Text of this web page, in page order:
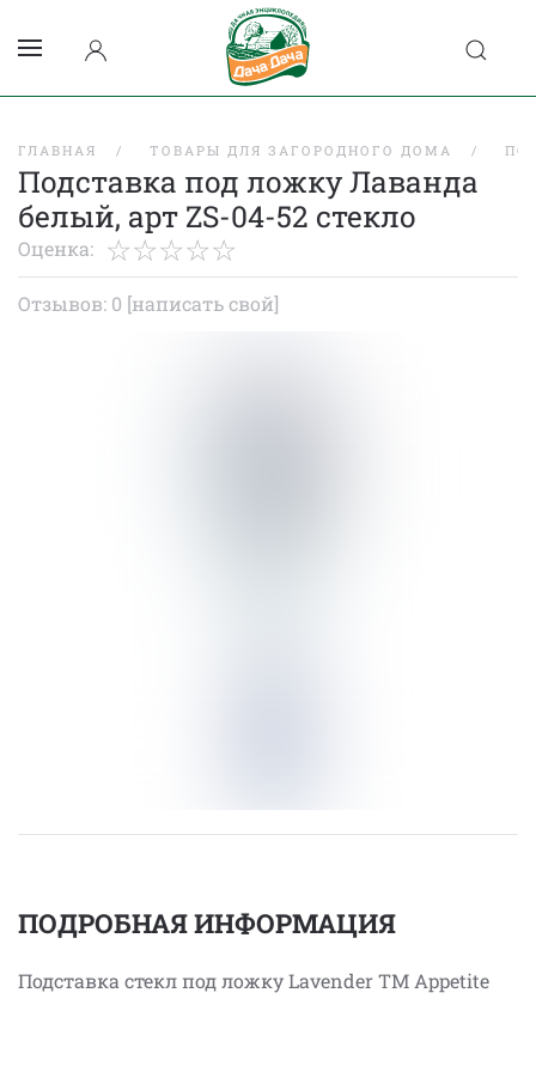
ГЛАВНАЯ ТОВАРЫ ДЛЯ ЗАГОРОДНОГО ДОМА
Подставка под ложку Лаванда
белый, арт ZS-04-52 стекло
Оценка:
Отзывов: 0 [написать свой]
ПОДРОБНАЯ ИНФОРМАЦИЯ
Подставка стекл под ложку Lavender ТМ Appetite